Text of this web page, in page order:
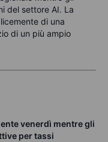
del settore AI. La
di una
di un più ampio
venerdì mentre gli
per tassi